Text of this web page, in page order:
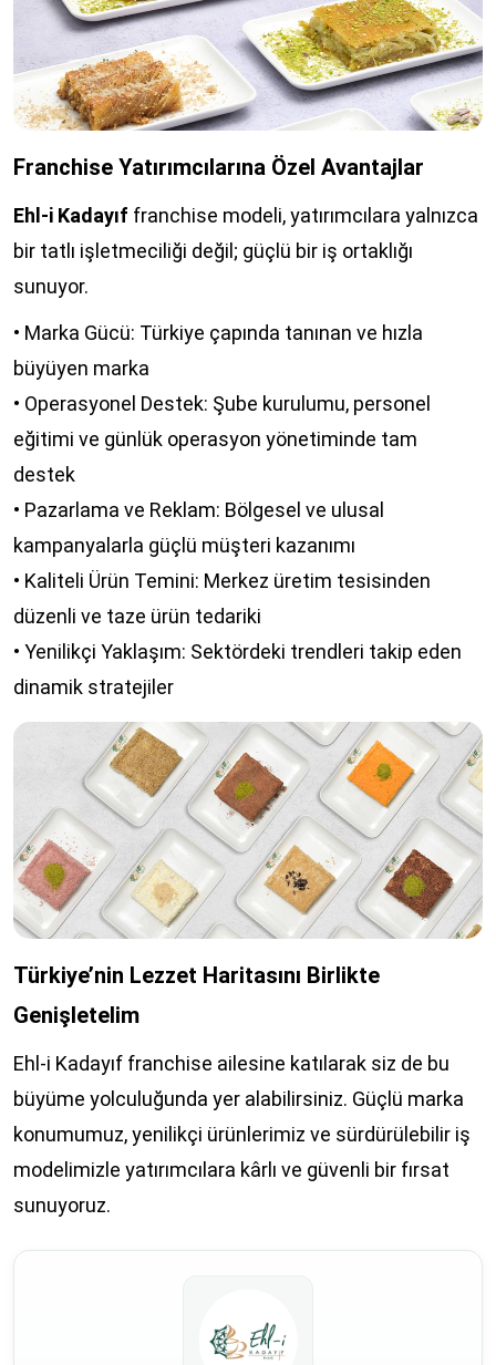
Franchise Yatırımcılarına Özel Avantajlar
Ehl-i Kadayıf franchise modeli, yatırımcılara yalnızca
bir tatlı işletmeciliği değil; güçlü bir iş ortaklığı
sunuyor.
• Marka Gücü: Türkiye çapında tanınan ve hızla
büyüyen marka
• Operasyonel Destek: Şube kurulumu, personel
eğitimi ve günlük operasyon yönetiminde tam
destek
• Pazarlama ve Reklam: Bölgesel ve ulusal
kampanyalarla güçlü müşteri kazanımı
• Kaliteli Ürün Temini: Merkez üretim tesisinden
düzenli ve taze ürün tedariki
• Yenilikçi Yaklaşım: Sektördeki trendleri takip eden
dinamik stratejiler
Türkiye’nin Lezzet Haritasını Birlikte
Genişletelim
Ehl-i Kadayıf franchise ailesine katılarak siz de bu
büyüme yolculuğunda yer alabilirsiniz. Güçlü marka
konumumuz, yenilikçi ürünlerimiz ve sürdürülebilir iş
modelimizle yatırımcılara kârlı ve güvenli bir fırsat
sunuyoruz.